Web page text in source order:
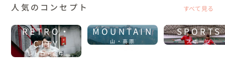
人気のコンセプト すべて見る
RETRO・
CITY
レトロ・街中
MOUNTAIN
山・高原
SPORTS
スポーツ